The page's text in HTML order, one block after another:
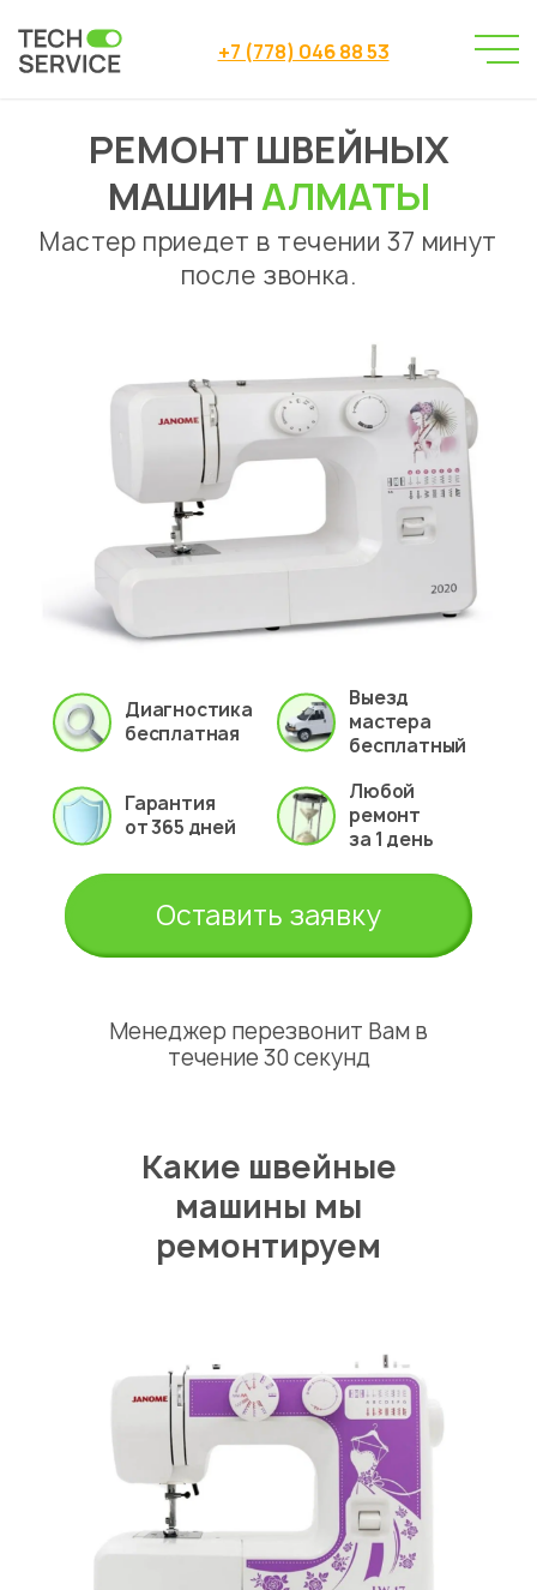
+7 (778) 046 88 53
Сервисный центр
→
Ремонт швейных машин Алматы
РЕМОНТ ШВЕЙНЫХ
МАШИНАЛМАТЫ
Мастер приедет в течении 37 минут
после звонка.
Диагностика
бесплатная
Выезд
мастера
бесплатный
Гарантия
от 365 дней
Любой
ремонт
за 1 день
Оставить заявку
Менеджер перезвонит Вам в
течение 30 секунд
Какие швейные
машины мы
ремонтируем